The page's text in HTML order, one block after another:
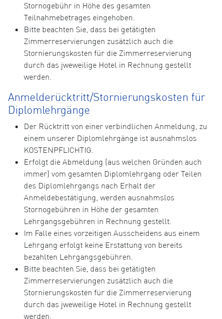
Stornogebühr in Höhe des gesamten
Teilnahmebetrages eingehoben.
Bitte beachten Sie, dass bei getätigten
Zimmerreservierungen zusätzlich auch die
Stornierungskosten für die Zimmerreservierung
durch das jweweilige Hotel in Rechnung gestellt
werden.
Anmelderücktritt/Stornierungskosten für
Diplomlehrgänge
Der Rücktritt von einer verbindlichen Anmeldung, zu
einem unserer Diplomlehrgänge ist ausnahmslos
KOSTENPFLICHTIG.
Erfolgt die Abmeldung (aus welchen Gründen auch
immer) vom gesamten Diplomlehrgang oder Teilen
des Diplomlehrgangs nach Erhalt der
Anmeldebestätigung, werden ausnahmslos
Stornogebühren in Höhe der gesamten
Lehrgangsgebühren in Rechnung gestellt.
Im Falle eines vorzeitigen Ausscheidens aus einem
Lehrgang erfolgt keine Erstattung von bereits
bezahlten Lehrgangsgebühren.
Bitte beachten Sie, dass bei getätigten
Zimmerreservierungen zusätzlich auch die
Stornierungskosten für die Zimmerreservierung
durch das jweweilige Hotel in Rechnung gestellt
werden.